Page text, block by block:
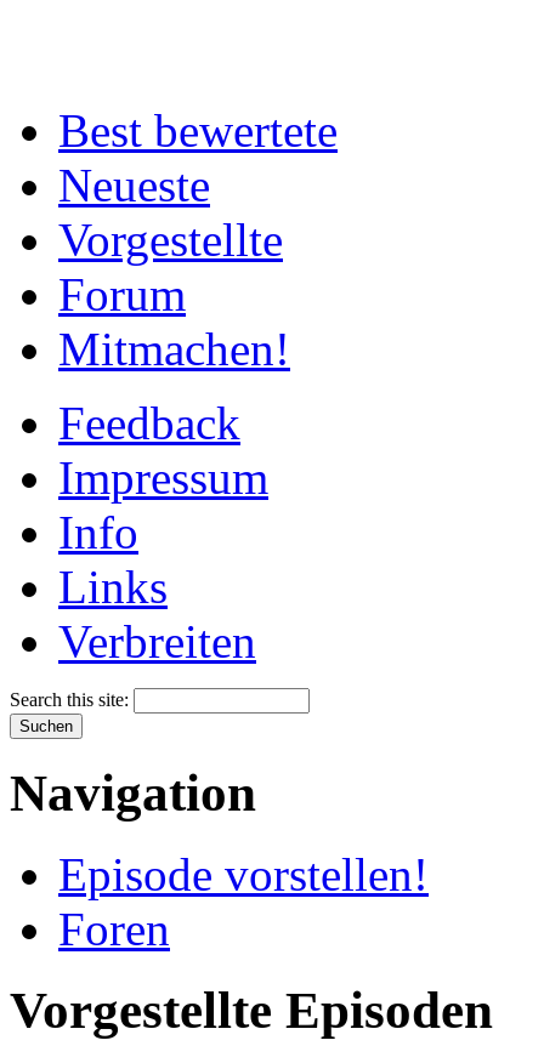
Best bewertete
Neueste
Vorgestellte
Forum
Mitmachen!
Feedback
Impressum
Info
Links
Verbreiten
Search this site:
Navigation
Episode vorstellen!
Foren
Vorgestellte Episoden